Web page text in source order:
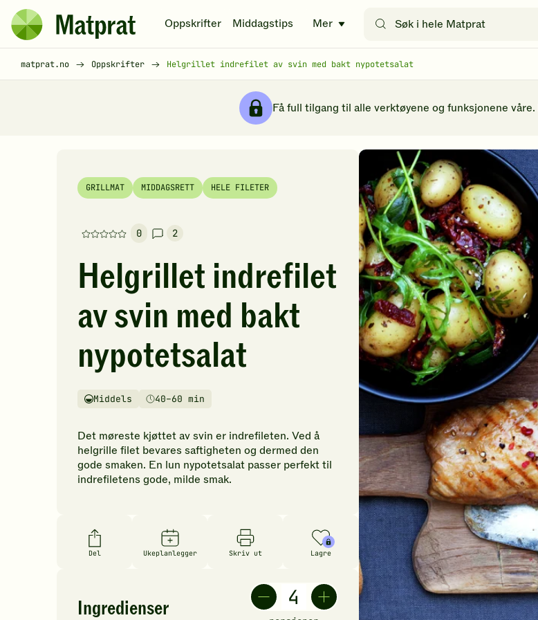
Hopp til hovedinnhold
Matprat
hjemmeside
Oppskrifter Middagstips Mer
etter
eller
filtre
matprat.no Oppskrifter Helgrillet indrefilet av svin med bakt nypotetsalat
Få full tilgang til alle verktøyene og funksjonene våre.
GRILLMAT MIDDAGSRETT HELE FILETER
0
Denne
har
foreløpig
vurderinger.
Bli
den
første
å
vurdere
oppskriften.
2
Helgrillet indrefilet
av svin med bakt
nypotetsalat
Vanskelighetsgrad
Middels
Tilberedningstid40–60 min
Det møreste kjøttet av svin er indrefileten. Ved å
helgrille filet bevares saftigheten og dermed den
gode smaken. En lun nypotetsalat passer perfekt til
indrefiletens gode, milde smak.
Del Ukeplanlegger Skriv ut Lagre
Ingredienser